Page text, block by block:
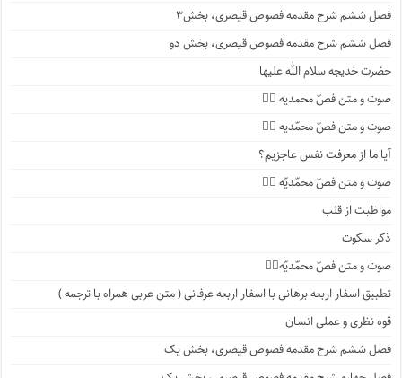
فصل ششم شرح مقدمه فصوص قیصری، بخش۳
فصل ششم شرح مقدمه فصوص قیصری، بخش دو
حضرت خدیجه سلام الله علیها
صوت و متن فصّ محمدیه ۴️⃣
صوت و متن فصّ محمّدیه ۳️⃣
آیا ما از معرفت نفس عاجزیم؟
صوت و متن فصّ محمّدیّه ۲️⃣
مواظبت از قلب
ذکر سکوت
صوت و متن فصّ محمّدیّه۱️⃣
تطبیق اسفار اربعه برهانی با اسفار اربعه عرفانی ( متن عربی همراه با ترجمه )
قوه نظری و عملی انسان
فصل ششم شرح مقدمه فصوص قیصری، بخش یک